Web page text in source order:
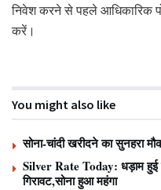
निवेश करने से पहले आधिकारिक
करें।
You might also like
सोना-चांदी खरीदने का सुनहरा
Silver Rate Today: धड़ाम हुई
गिरावट,सोना हुआ महंगा